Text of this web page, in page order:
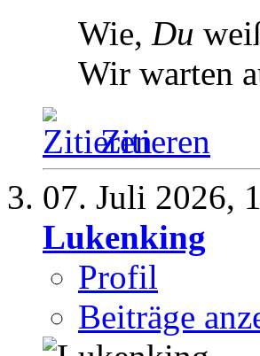
Wie, Du
Wir warten
Zitieren
07. Juli 2026,
Lukenking
Profil
Beiträge